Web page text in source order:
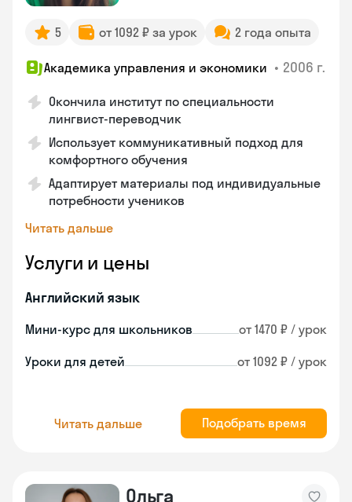
5 от 1092 ₽ за урок 2 года опыта
Академика управления и экономики • 2006 г.
Окончила институт по специальности
лингвист-переводчик
Использует коммуникативный подход для
комфортного обучения
Адаптирует материалы под индивидуальные
потребности учеников
Читать дальше
Услуги и цены
Английский язык
Мини-курс для школьников от 1470 ₽ / урок
Уроки для детей от 1092 ₽ / урок
Читать дальше Подобрать время
Ольга